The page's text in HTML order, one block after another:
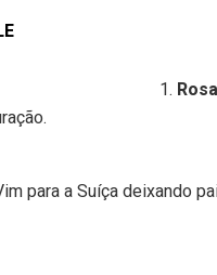
para a Suíça deixando